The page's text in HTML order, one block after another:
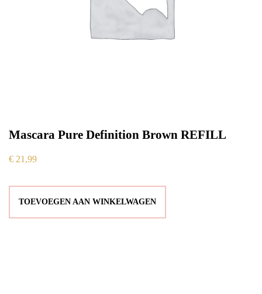
Mascara Pure Definition Brown REFILL
€ 21,99
TOEVOEGEN AAN WINKELWAGEN